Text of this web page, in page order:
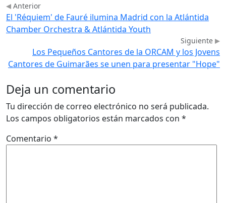
Anterior
El 'Réquiem' de Fauré ilumina Madrid con la Atlántida
Chamber Orchestra & Atlántida Youth
Siguiente
Los Pequeños Cantores de la ORCAM y los Jovens
Cantores de Guimarães se unen para presentar "Hope"
Deja un comentario
Tu dirección de correo electrónico no será publicada.
Los campos obligatorios están marcados con *
Comentario *